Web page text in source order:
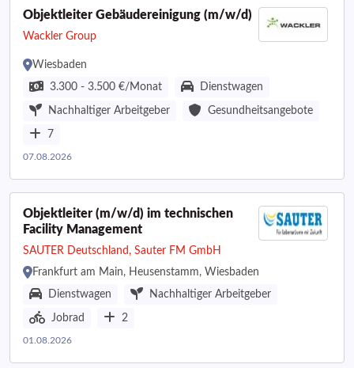
Objektleiter Gebäudereinigung (m/w/d)
Wackler Group
Wiesbaden
3.300 - 3.500 €/Monat
Dienstwagen
Nachhaltiger Arbeitgeber Gesundheitsangebote
7
07.08.2026
Objektleiter (m/w/d) im technischen
Facility Management
SAUTER Deutschland, Sauter FM GmbH
Frankfurt am Main, Heusenstamm, Wiesbaden
Dienstwagen
Nachhaltiger Arbeitgeber
Jobrad 2
01.08.2026